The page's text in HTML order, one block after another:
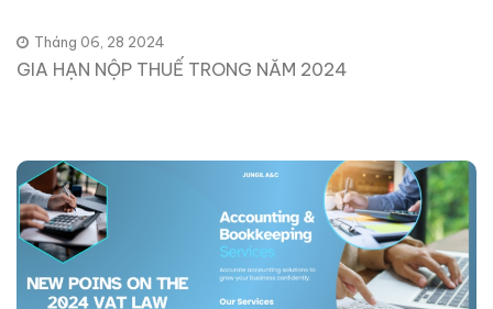
Tháng 06, 28 2024
GIA HẠN NỘP THUẾ TRONG NĂM 2024